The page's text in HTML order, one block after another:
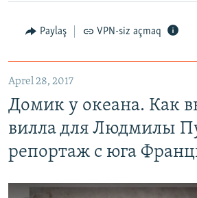
Paylaş VPN-siz açmaq
Aprel 28, 2017
Домик у океана. Как
вилла для Людмилы
репортаж с юга